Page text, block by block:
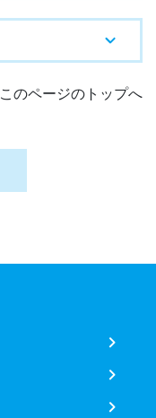
このページのトップへ